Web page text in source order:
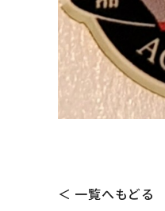
＜ 一覧へもどる